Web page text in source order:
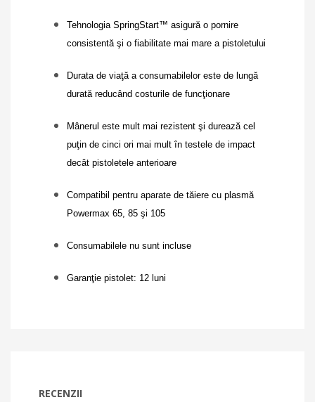
Tehnologia SpringStart™ asigură o pornire
consistentă şi o fiabilitate mai mare a pistoletului
Durata de viaţă a consumabilelor este de lungă
durată reducând costurile de funcţionare
Mânerul este mult mai rezistent şi durează cel
puţin de cinci ori mai mult în testele de impact
decât pistoletele anterioare
Compatibil pentru aparate de tăiere cu plasmă
Powermax 65, 85 şi 105
Consumabilele nu sunt incluse
Garanţie pistolet: 12 luni
RECENZII